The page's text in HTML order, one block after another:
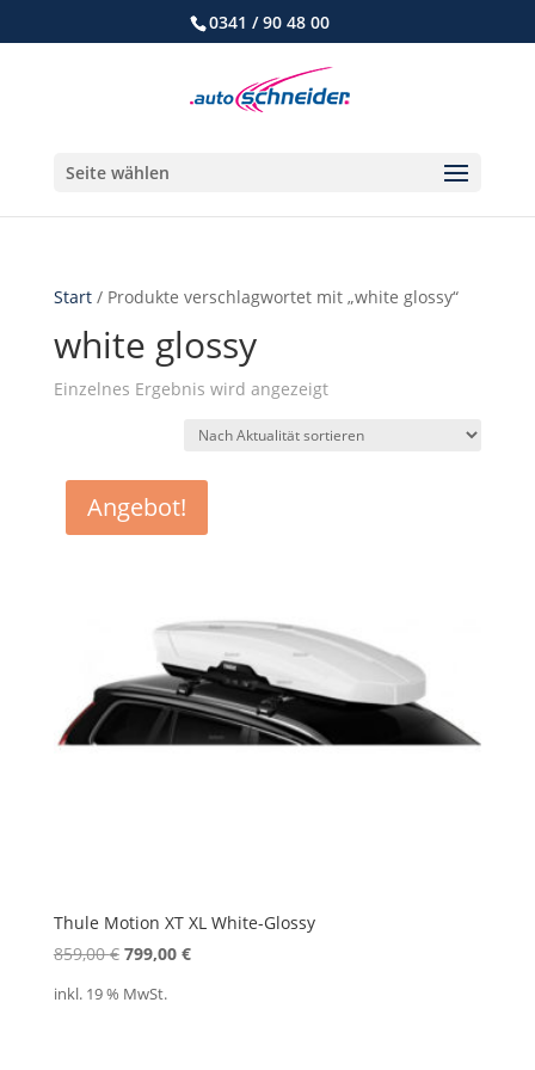
0341 / 90 48 00
Seite wählen
Start/ Produkte verschlagwortet mit „white glossy“
white glossy
Einzelnes Ergebnis wird angezeigt
Angebot!
Thule Motion XT XL White-Glossy
859,00€ Ursprünglicher
799,00 €Aktueller
inkl. 19 % MwSt.